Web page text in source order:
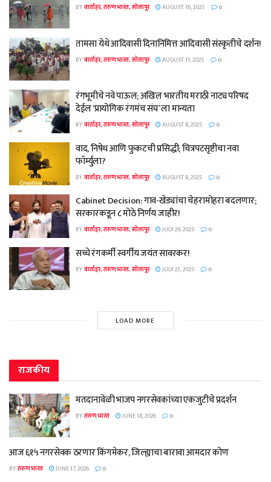
BYवार्ताहर, तरुण भारत, सोलापूर AUGUST 16, 2025 0
तामसा येथे आदिवासी दिनानिमित्त आदिवासी संस्कृतीचे दर्शन!
BYवार्ताहर, तरुण भारत, सोलापूर AUGUST 11, 2025 0
रंगभूमीचे नवे पाऊल; अखिल भारतीय मराठी नाट्य परिषद
देईल ‘प्रायोगिक रंगमंच संघ’ ला मान्यता
BYवार्ताहर, तरुण भारत, सोलापूर AUGUST 8, 2025 0
वाद, निषेध आणि फुकटची प्रसिद्धी; चित्रपटसृष्टीचा नवा
फॉर्म्युला?
BYवार्ताहर, तरुण भारत, सोलापूर AUGUST 8, 2025 0
Cabinet Decision: गाव-खेड्यांचा चेहरामोहरा बदलणार;
सरकारकडून ८ मोठे निर्णय जाहीर!
BYवार्ताहर, तरुण भारत, सोलापूर JULY 29, 2025 0
सच्चे रंगकर्मी स्वर्गीय जयंत सावरकर!
BYवार्ताहर, तरुण भारत, सोलापूर JULY 23, 2025 0
LOAD MORE
राजकीय
मतदानावेळी भाजप नगरसेवकांच्या एकजुटीचे प्रदर्शन
BYतरुण भारत JUNE 18, 2026 0
आज ६१५ नगरसेवक ठरणार किंगमेकर, जिल्ह्याचा बारावा आमदार कोण
BYतरुण भारत JUNE 17, 2026 0